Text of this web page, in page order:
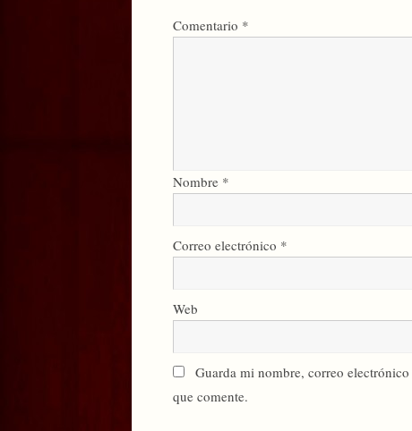
Comentario *
Nombre *
Correo electrónico *
Web
Guarda mi nombre, correo
que comente.